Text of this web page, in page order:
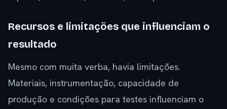
Recursos e limitações que influenciam o
resultado
Mesmo com muita verba, havia limitações.
Materiais, instrumentação, capacidade de
produção e condições para testes influenciam o